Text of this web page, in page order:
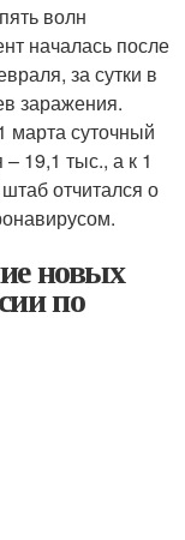
волн
началась после
за сутки в
заражения.
марта суточный
19,1 тыс., а к 1
отчитался о
новых
по